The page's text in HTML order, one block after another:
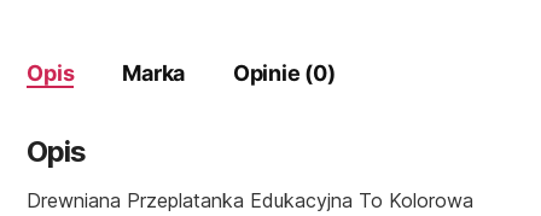
Opis Marka Opinie (0)
Opis
Drewniana Przeplatanka Edukacyjna To Kolorowa